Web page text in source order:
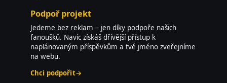
Podpoř projekt
Jedeme bez reklam – jen díky podpoře našich
fanoušků. Navíc získáš dřívější přístup k
naplánovaným příspěvkům a tvé jméno zveřejníme
na webu.
Chci podpořit→